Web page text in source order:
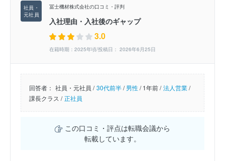
冨士機材株式会社の口コミ・評判
入社理由・入社後のギャップ
3.0
在籍時期：2025年頃/投稿日： 2026年6月25日
回答者： 社員・元社員 / 30代前半/男性/1年前 / 法人営業/
課長クラス / 正社員
この口コミ・評点は転職会議から
転載しています。